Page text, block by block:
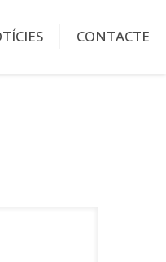
CONTACTE